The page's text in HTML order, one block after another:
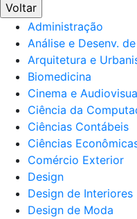
Voltar
Administração
Análise e Desenv.
Arquitetura e
Biomedicina
Cinema e
Ciência da
Ciências Contábeis
Ciências
Comércio Exterior
Design
Design de Interiores
Design de Moda